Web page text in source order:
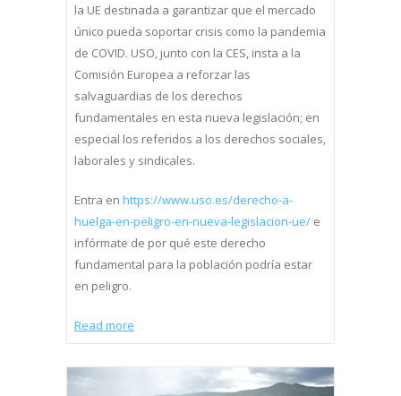
la UE destinada a garantizar que el mercado
único pueda soportar crisis como la pandemia
de COVID. USO, junto con la CES, insta a la
Comisión Europea a reforzar las
salvaguardias de los derechos
fundamentales en esta nueva legislación; en
especial los referidos a los derechos sociales,
laborales y sindicales.
Entra en https://www.uso.es/derecho-a-
huelga-en-peligro-en-nueva-legislacion-ue/ e
infórmate de por qué este derecho
fundamental para la población podría estar
en peligro.
Read more